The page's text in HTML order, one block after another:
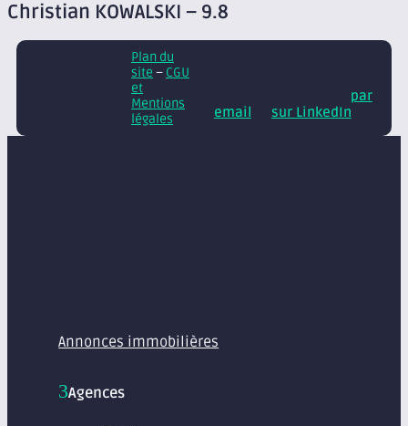
Christian KOWALSKI – 9.8
Plan du
site – CGU
et
Mentions
légales
par
email
sur LinkedIn
Annonces immobilières
Agences